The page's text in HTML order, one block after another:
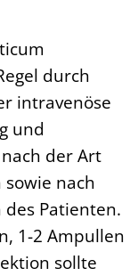
durch
intravenöse
und
der Art
nach
Patienten.
1-2 Ampullen
sollte